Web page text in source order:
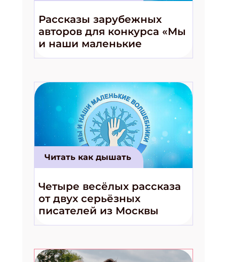
Рассказы зарубежных
авторов для конкурса «Мы
и наши маленькие
волшебники!»
Читать как дышать
Четыре весёлых рассказа
от двух серьёзных
писателей из Москвы